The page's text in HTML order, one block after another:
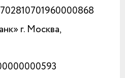
г. Москва,